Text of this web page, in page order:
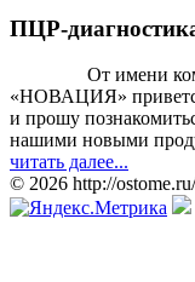
ПЦР-
От имени
«НОВАЦИЯ»
и прошу
нашими новыми
читать далее...
© 2026 http://